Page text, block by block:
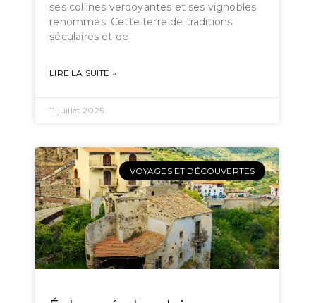
ses collines verdoyantes et ses vignobles
renommés. Cette terre de traditions
séculaires et de
LIRE LA SUITE »
11 juillet 2025
VOYAGES ET DÉCOUVERTES